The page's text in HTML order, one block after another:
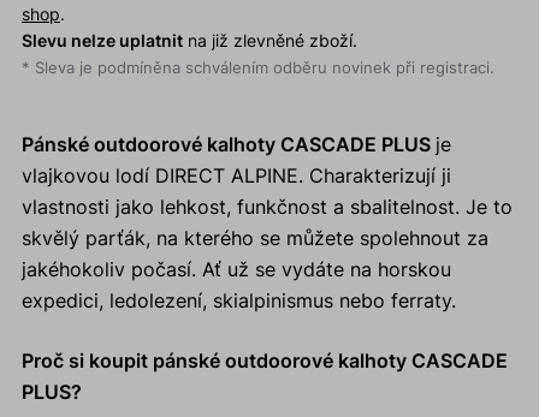
shop.
Slevu nelze uplatnitna již zlevněné zboží.
* Sleva je podmíněna schválením odběru novinek při registraci.
Pánské outdoorové kalhoty CASCADE PLUS je
vlajkovou lodí DIRECT ALPINE. Charakterizují ji
vlastnosti jako lehkost, funkčnost a sbalitelnost. Je to
skvělý parťák, na kterého se můžete spolehnout za
jakéhokoliv počasí. Ať už se vydáte na horskou
expedici, ledolezení, skialpinismus nebo ferraty.
Proč si koupit pánské outdoorové kalhoty CASCADE
PLUS?